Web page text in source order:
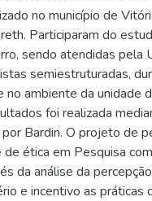
no município de
Participaram do
sendo atendidas pela
semiestruturadas,
no ambiente da unidade
foi realizada
Bardin. O projeto de
ética em Pesquisa
da análise da
e incentivo as práticas